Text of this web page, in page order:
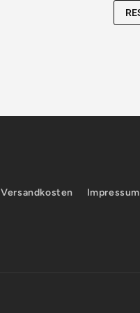
Versandkosten Impressum